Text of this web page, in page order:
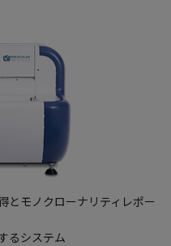
とモノクローナリティレポー
るシステム